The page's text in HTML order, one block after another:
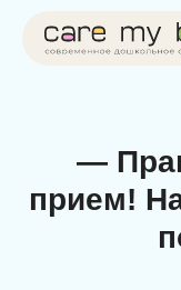
—
прием!